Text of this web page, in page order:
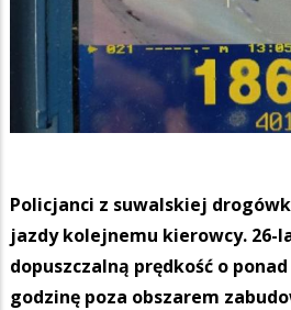
Policjanci z suwalskiej
jazdy kolejnemu kierowcy. 26-
dopuszczalną prędkość o
godzinę poza obszarem